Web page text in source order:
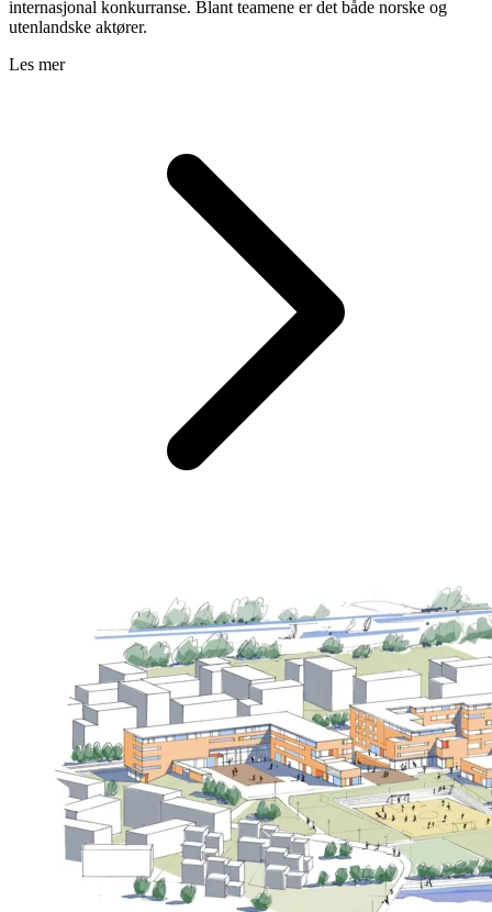
internasjonal konkurranse. Blant teamene er det både norske og
utenlandske aktører.
Les mer